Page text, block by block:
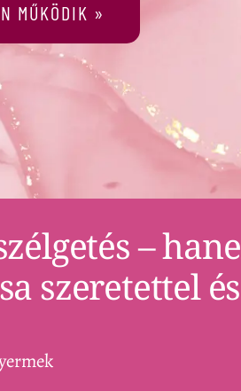
MŰKÖDIK »
–
szeretettel és